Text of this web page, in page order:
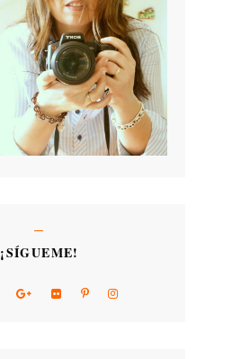
¡SÍGUEME!